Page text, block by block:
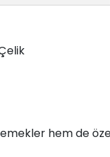
hem de